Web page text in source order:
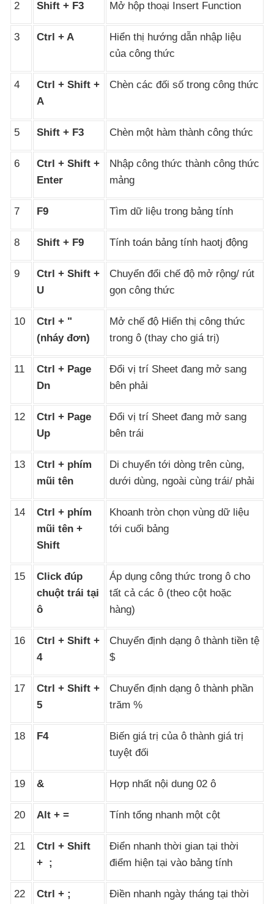
2 Shift + F3 Mở hộp thoại Insert Function
3 Ctrl + A
Hiển thị hướng dẫn nhập liệu
của công thức
4
Ctrl + Shift +
A
Chèn các đối số trong công thức
5 Shift + F3 Chèn một hàm thành công thức
6
Ctrl + Shift +
Enter
Nhập công thức thành công thức
mảng
7 F9 Tìm dữ liệu trong bảng tính
8 Shift + F9 Tính toán bảng tính haotj động
9
Ctrl + Shift +
U
Chuyển đổi chế độ mở rộng/ rút
gọn công thức
10
Ctrl + "
(nháy đơn)
Mở chế độ Hiển thị công thức
trong ô (thay cho giá trị)
11
Ctrl + Page
Dn
Đổi vị trí Sheet đang mở sang
bên phải
12
Ctrl + Page
Up
Đổi vị trí Sheet đang mở sang
bên trái
13
Ctrl + phím
mũi tên
Di chuyển tới dòng trên cùng,
dưới dùng, ngoài cùng trái/ phải
14
Ctrl + phím
mũi tên +
Shift
Khoanh tròn chọn vùng dữ liệu
tới cuối bảng
15
Click đúp
chuột trái tại
ô
Áp dụng công thức trong ô cho
tất cả các ô (theo cột hoặc
hàng)
16
Ctrl + Shift +
4
Chuyển định dạng ô thành tiền tệ
$
17
Ctrl + Shift +
5
Chuyển định dạng ô thành phần
trăm %
18 F4 Biến giá trị của ô thành giá trị
tuyệt đối
19 & Hợp nhất nội dung 02 ô
20 Alt + = Tính tổng nhanh một cột
21
Ctrl + Shift
+ ;
Điển nhanh thời gian tại thời
điểm hiện tại vào bảng tính
22 Ctrl + ;
Điền nhanh ngày tháng tại thời